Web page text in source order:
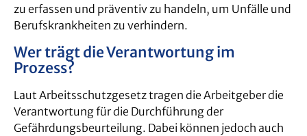
zu erfassen und präventiv zu handeln, um Unfälle und
Berufskrankheiten zu verhindern.
Wer trägt die Verantwortung im
Prozess?
Laut Arbeitsschutzgesetz tragen die Arbeitgeber die
Verantwortung für die Durchführung der
Gefährdungsbeurteilung. Dabei können jedoch auch